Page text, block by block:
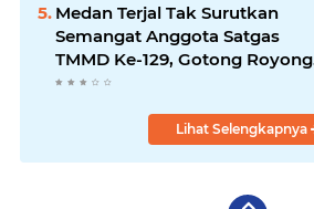
Medan Terjal Tak Surutkan
Semangat Anggota Satgas
TMMD Ke-129, Gotong Royong
Wujudkan Pembangunan di
Lihat Selengkapnya